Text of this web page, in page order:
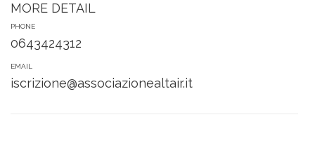
MORE DETAIL
PHONE
0643424312
EMAIL
iscrizione@associazionealtair.it